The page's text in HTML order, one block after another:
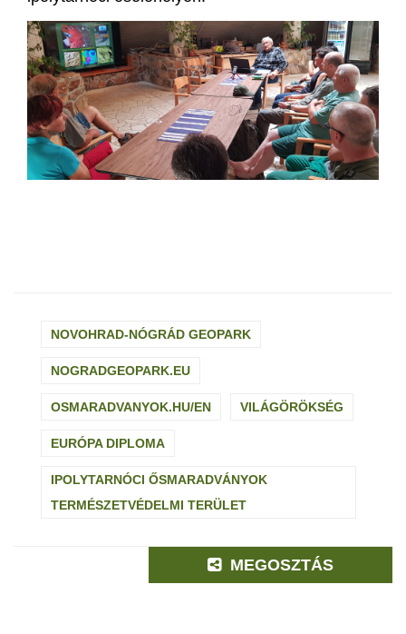
NOVOHRAD-NÓGRÁD GEOPARK
NOGRADGEOPARK.EU
OSMARADVANYOK.HU/EN VILÁGÖRÖKSÉG
EURÓPA DIPLOMA
IPOLYTARNÓCI ŐSMARADVÁNYOK
TERMÉSZETVÉDELMI TERÜLET
MEGOSZTÁS